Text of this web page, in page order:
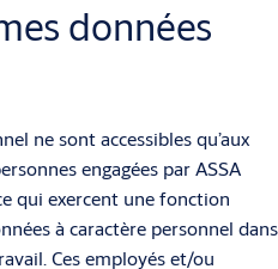
données
ne sont accessibles qu’aux
engagées par ASSA
qui exercent une fonction
à caractère personnel dans
Ces employés et/ou